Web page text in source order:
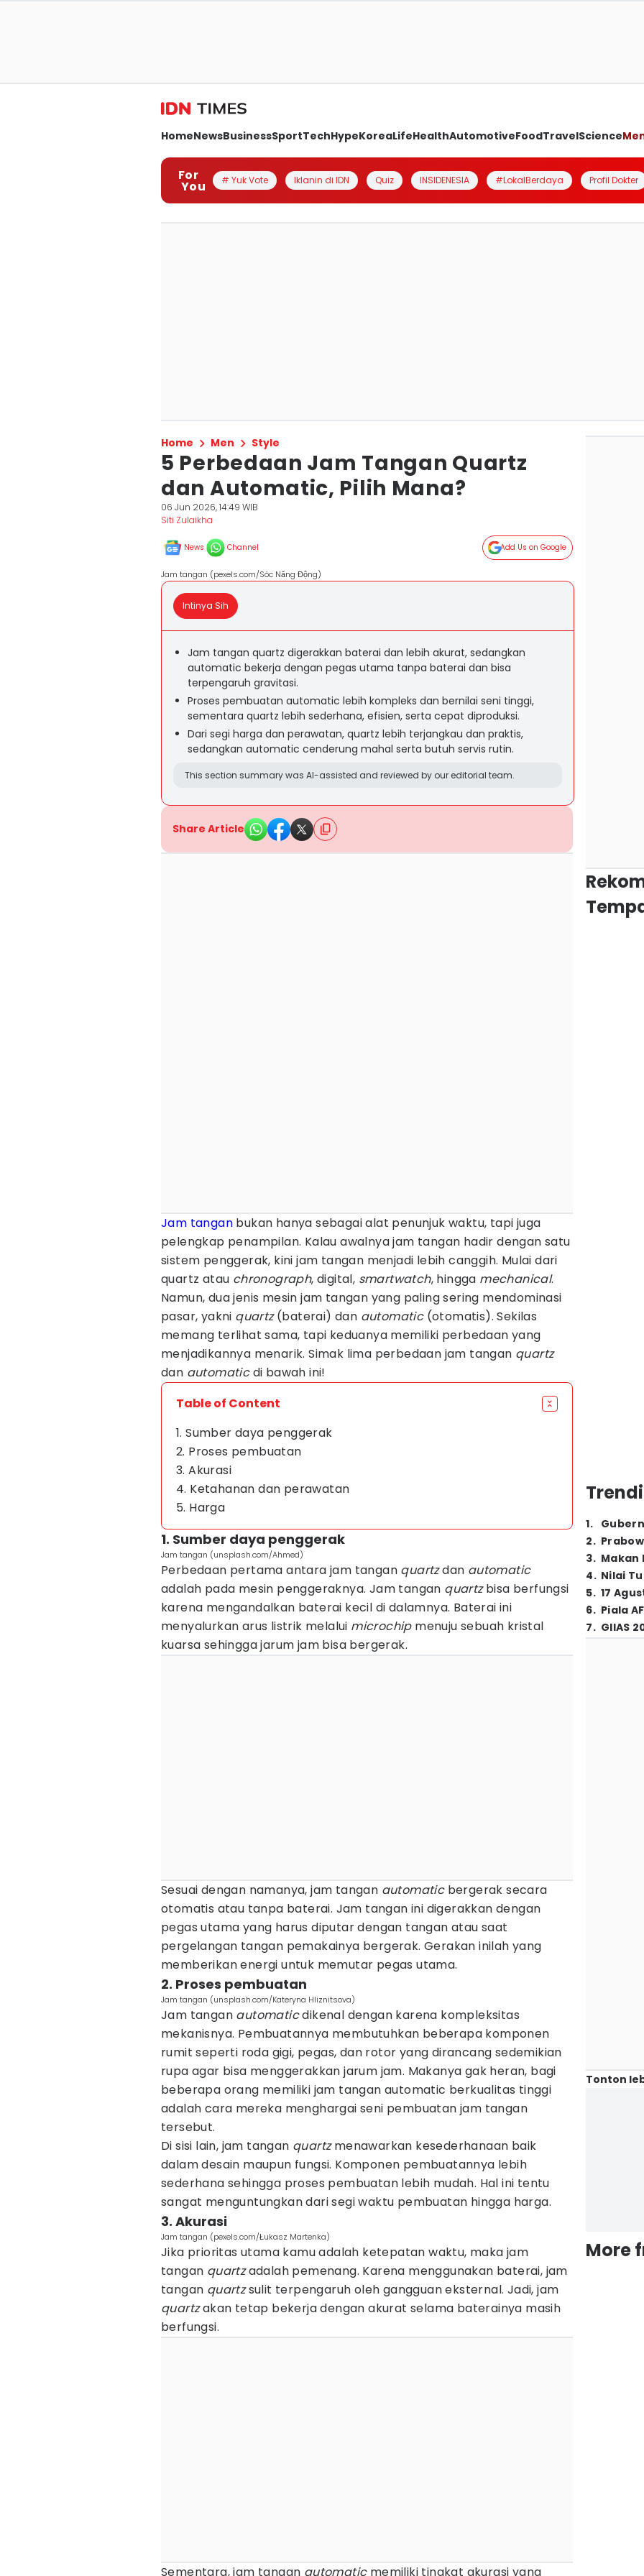
HomeNewsBusinessSportTechHypeKoreaLifeHealthAutomotiveFoodTravelScience
For
You # Yuk Vote Iklanin di IDN Quiz INSIDENESIA #LokalBerdaya Profil Dokter
Home Men Style
5 Perbedaan Jam Tangan Quartz
dan Automatic, Pilih Mana?
06 Jun 2026, 14:49 WIB
Siti Zulaikha
News Channel Add Us on Google
Jam tangan (pexels.com/Sóc Năng Động)
Intinya Sih
Jam tangan quartz digerakkan baterai dan lebih akurat, sedangkan
automatic bekerja dengan pegas utama tanpa baterai dan bisa
terpengaruh gravitasi.
Proses pembuatan automatic lebih kompleks dan bernilai seni tinggi,
sementara quartz lebih sederhana, efisien, serta cepat diproduksi.
Dari segi harga dan perawatan, quartz lebih terjangkau dan praktis,
sedangkan automatic cenderung mahal serta butuh servis rutin.
This section summary was AI-assisted and reviewed by our editorial team.
Share Article
Jam tangan bukan hanya sebagai alat penunjuk waktu, tapi juga
pelengkap penampilan. Kalau awalnya jam tangan hadir dengan satu
sistem penggerak, kini jam tangan menjadi lebih canggih. Mulai dari
quartz atau chronograph, digital, smartwatch, hingga mechanical.
Namun, dua jenis mesin jam tangan yang paling sering mendominasi
pasar, yakni quartz(baterai) dan automatic(otomatis). Sekilas
memang terlihat sama, tapi keduanya memiliki perbedaan yang
menjadikannya menarik. Simak lima perbedaan jam tangan quartz
dan automaticdi bawah ini!
Table of Content
1. Sumber daya penggerak
2. Proses pembuatan
3. Akurasi
4. Ketahanan dan perawatan
5. Harga
1. Sumber daya penggerak
Jam tangan (unsplash.com/Ahmed)
Perbedaan pertama antara jam tangan quartzdan automatic
adalah pada mesin penggeraknya. Jam tangan quartzbisa berfungsi
karena mengandalkan baterai kecil di dalamnya. Baterai ini
menyalurkan arus listrik melalui microchipmenuju sebuah kristal
kuarsa sehingga jarum jam bisa bergerak.
Sesuai dengan namanya, jam tangan automaticbergerak secara
otomatis atau tanpa baterai. Jam tangan ini digerakkan dengan
pegas utama yang harus diputar dengan tangan atau saat
pergelangan tangan pemakainya bergerak. Gerakan inilah yang
memberikan energi untuk memutar pegas utama.
2. Proses pembuatan
Jam tangan (unsplash.com/Kateryna Hliznitsova)
Jam tangan automaticdikenal dengan karena kompleksitas
mekanisnya. Pembuatannya membutuhkan beberapa komponen
rumit seperti roda gigi, pegas, dan rotor yang dirancang sedemikian
rupa agar bisa menggerakkan jarum jam. Makanya gak heran, bagi
beberapa orang memiliki jam tangan automatic berkualitas tinggi
adalah cara mereka menghargai seni pembuatan jam tangan
tersebut.
Di sisi lain, jam tangan quartzmenawarkan kesederhanaan baik
dalam desain maupun fungsi. Komponen pembuatannya lebih
sederhana sehingga proses pembuatan lebih mudah. Hal ini tentu
sangat menguntungkan dari segi waktu pembuatan hingga harga.
3. Akurasi
Jam tangan (pexels.com/Łukasz Martenka)
Jika prioritas utama kamu adalah ketepatan waktu, maka jam
tangan quartzadalah pemenang. Karena menggunakan baterai, jam
tangan quartzsulit terpengaruh oleh gangguan eksternal. Jadi, jam
quartzakan tetap bekerja dengan akurat selama baterainya masih
berfungsi.
Sementara, jam tangan automaticmemiliki tingkat akurasi yang
1.
2.
3. Makan
4. Nilai
5. 17
6. Piala
7. GIIAS
Tonton
More